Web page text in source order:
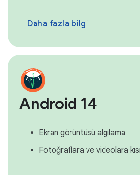
Daha fazla bilgi
Android 14
Ekran görüntüsü algılama
Fotoğraflara ve videolara